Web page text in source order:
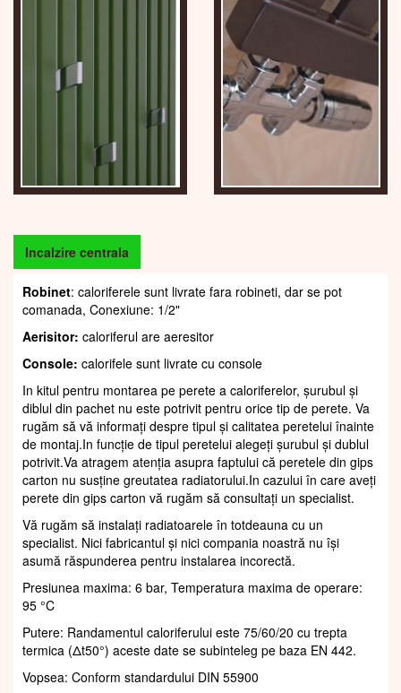
Incalzire centrala
Robinet: caloriferele sunt livrate fara robineti, dar se pot
comanada, Conexiune: 1/2"
Aerisitor: caloriferul are aeresitor
Console: calorifele sunt livrate cu console
In kitul pentru montarea pe perete a caloriferelor, șurubul și
diblul din pachet nu este potrivit pentru orice tip de perete. Va
rugăm să vă informați despre tipul și calitatea peretelui înainte
de montaj.In funcție de tipul peretelui alegeți șurubul și dublul
potrivit.Va atragem atenția asupra faptului că peretele din gips
carton nu susține greutatea radiatorului.In cazului în care aveți
perete din gips carton vă rugăm să consultați un specialist.
Vă rugăm să instalați radiatoarele în totdeauna cu un
specialist. Nici fabricantul și nici compania noastră nu își
asumă răspunderea pentru instalarea incorectă.
Presiunea maxima: 6 bar, Temperatura maxima de operare:
95 °C
Putere: Randamentul caloriferului este 75/60/20 cu trepta
termica (Δt50°) aceste date se subinteleg pe baza EN 442.
Vopsea: Conform standardului DIN 55900